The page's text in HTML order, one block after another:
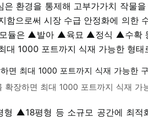
은 환경을 통제해 고부가가치 작물
함으로써 시장 수급 안정화에 의한
듈은 ▲발아 ▲육묘 ▲정식 ▲수확
대 1000 포트까지 식재 가능한 형태
확장하면 최대 1000 포트까지 식재
▲18평형 등 소규모 공간에 최적